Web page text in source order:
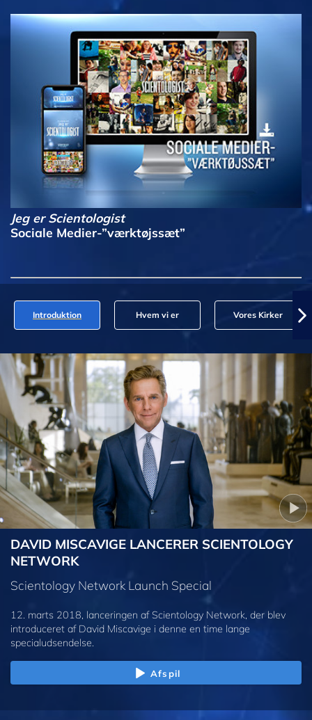
Jeg er Scientologist
Sociale Medier-”værktøjssæt”
Introduktion Hvem vi er Vores Kirker
DAVID MISCAVIGE LANCERER SCIENTOLOGY
NETWORK
Scientology Network Launch Special
12. marts 2018, lanceringen af Scientology Network, der blev
introduceret af David Miscavige i denne en time lange
specialudsendelse.
Afspil